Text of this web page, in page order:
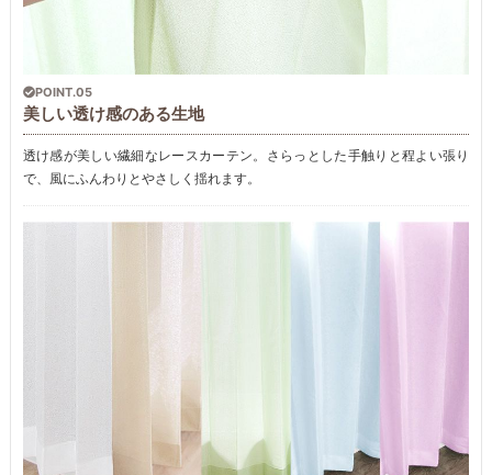
POINT.05
美しい透け感のある生地
透け感が美しい繊細なレースカーテン。さらっとした手触りと程よい張り
で、風にふんわりとやさしく揺れます。